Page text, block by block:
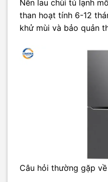
Nên lau chùi tủ lạnh
than hoạt tính 6-12
khử mùi và bảo quản
Câu hỏi thường gặp